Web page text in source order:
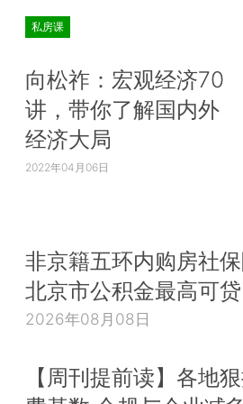
私房课
向松祚：宏观经济70
讲，带你了解国内外
经济大局
2022年04月06日
非京籍五环内购房社
北京市公积金最高可
2026年08月08日
【周刊提前读】各地